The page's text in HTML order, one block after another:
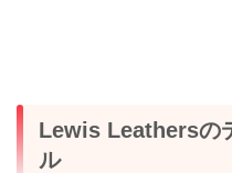
Lewis Leathersの
ル